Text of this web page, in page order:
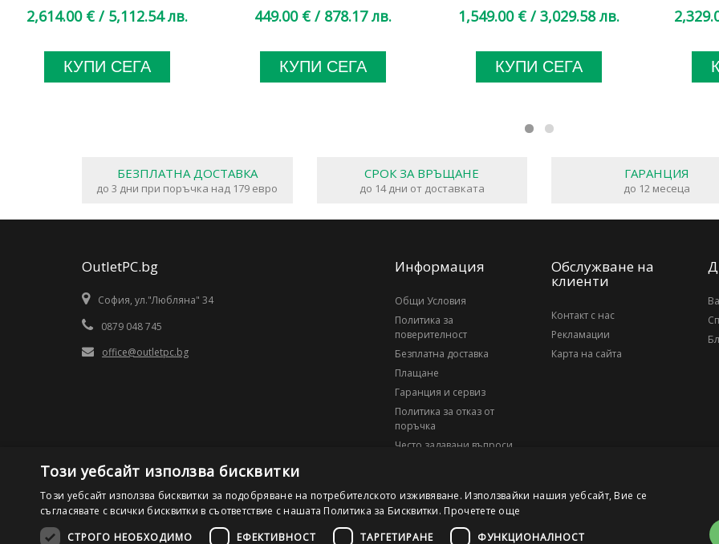
2,614.00 €/ 5,112.54 лв.
КУПИ СЕГА
449.00 €/ 878.17 лв.
КУПИ СЕГА
1,549.00 €/ 3,029.58 лв.
КУПИ СЕГА
БЕЗПЛАТНА ДОСТАВКА
до 3 дни при поръчка над 179 евро
СРОК ЗА ВРЪЩАНЕ
до 14 дни от доставката
ГАРАНЦИЯ
до 12 месеца
OutletPC.bg
София, ул."Любляна" 34
0879 048 745
office@outletpc.bg
Информация
Общи Условия
Политика за
поверителност
Безплатна доставка
Плащане
Гаранция и сервиз
Политика за отказ от
поръчка
Често задавани въпроси
Обслужване на
клиенти
Контакт с нас
Рекламации
Карта на сайта
Този уебсайт използва бисквитки
Този уебсайт използва бисквитки за подобряване на потребителското изживяване. Използвайки нашия уебсайт, Вие се
съгласявате с всички бисквитки в съответствие с нашата Политика за Бисквитки. Прочетете още
СТРОГО НЕОБХОДИМО
ЕФЕКТИВНОСТ ТАРГЕТИРАНЕ ФУНКЦИОНАЛНОСТ